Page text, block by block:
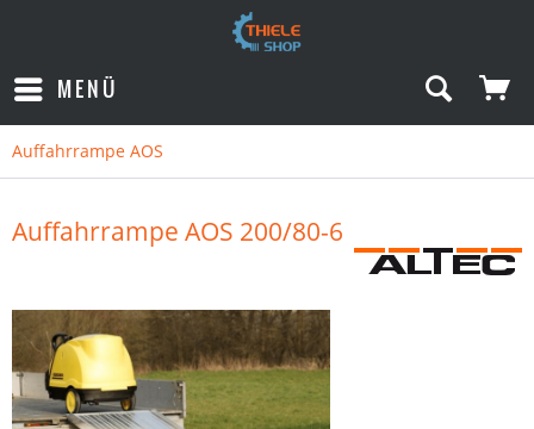
MENÜ
Auffahrrampe AOS
Auffahrrampe AOS 200/80-6